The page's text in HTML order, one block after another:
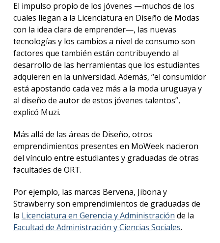
El impulso propio de los jóvenes —muchos de los
cuales llegan a la Licenciatura en Diseño de Modas
con la idea clara de emprender—, las nuevas
tecnologías y los cambios a nivel de consumo son
factores que también están contribuyendo al
desarrollo de las herramientas que los estudiantes
adquieren en la universidad. Además, “el consumidor
está apostando cada vez más a la moda uruguaya y
al diseño de autor de estos jóvenes talentos”,
explicó Muzi.
Más allá de las áreas de Diseño, otros
emprendimientos presentes en MoWeek nacieron
del vínculo entre estudiantes y graduadas de otras
facultades de ORT.
Por ejemplo, las marcas Bervena, Jibona y
Strawberry son emprendimientos de graduadas de
la Licenciatura en Gerencia y Administración de la
Facultad de Administración y Ciencias Sociales.